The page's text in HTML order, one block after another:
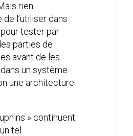
rien
de l’utiliser dans
pour tester par
parties de
avant de les
un système
une architecture
» continuent
tel